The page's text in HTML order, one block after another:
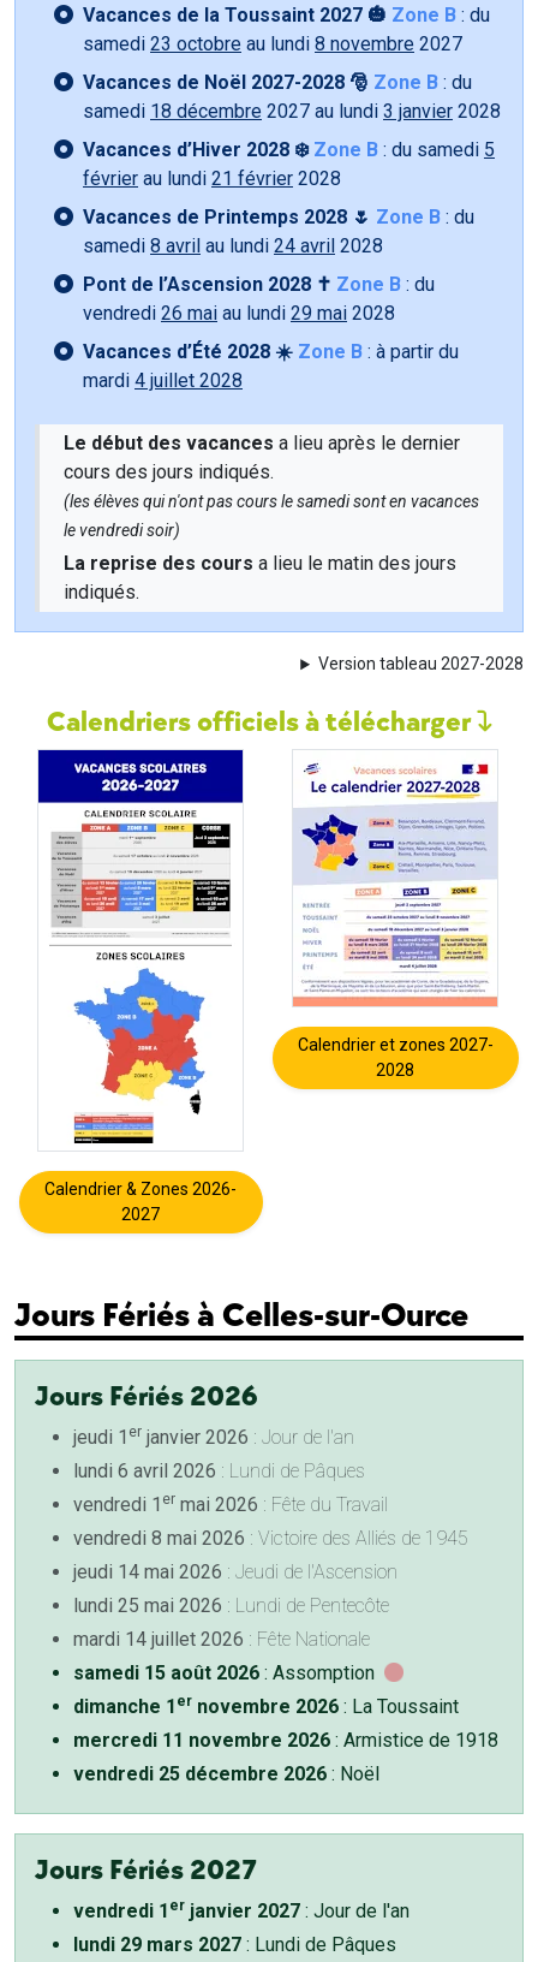
Vacances de la Toussaint 2027 🎃 Zone B : du
samedi 23 octobre au lundi 8 novembre 2027
Vacances de Noël 2027-2028 🎅 Zone B : du
samedi 18 décembre 2027 au lundi 3 janvier 2028
Vacances d’Hiver 2028 ❄️ Zone B : du samedi 5
février au lundi 21 février 2028
Vacances de Printemps 2028 🌷 Zone B : du
samedi 8 avril au lundi 24 avril 2028
Pont de l’Ascension 2028 ✝️ Zone B : du
vendredi 26 mai au lundi 29 mai 2028
Vacances d’Été 2028 ☀️ Zone B : à partir du
mardi 4 juillet 2028
Le début des vacances a lieu après le dernier
cours des jours indiqués.
(les élèves qui n'ont pas cours le samedi sont en vacances
le vendredi soir)
La reprise des cours a lieu le matin des jours
indiqués.
Version tableau 2027-2028
Calendriers officiels à télécharger
Calendrier & Zones 2026-
2027
Calendrier et zones 2027-
2028
Jours Fériés à Celles-sur-Ource
Jours Fériés 2026
jeudi 1 er janvier 2026 : Jour de l'an
lundi 6 avril 2026 : Lundi de Pâques
vendredi 1 er mai 2026 : Fête du Travail
vendredi 8 mai 2026 : Victoire des Alliés de 1945
jeudi 14 mai 2026 : Jeudi de l'Ascension
lundi 25 mai 2026 : Lundi de Pentecôte
mardi 14 juillet 2026 : Fête Nationale
samedi 15 août 2026 : Assomption
dimanche 1 er novembre 2026 : La Toussaint
mercredi 11 novembre 2026 : Armistice de 1918
vendredi 25 décembre 2026 : Noël
Jours Fériés 2027
vendredi 1 er janvier 2027 : Jour de l'an
lundi 29 mars 2027 : Lundi de Pâques